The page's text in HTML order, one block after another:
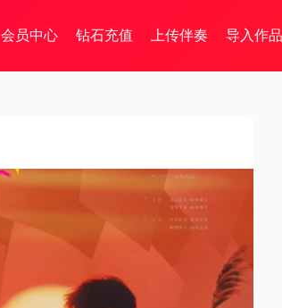
会员中心 钻石充值 上传伴奏 导入作品